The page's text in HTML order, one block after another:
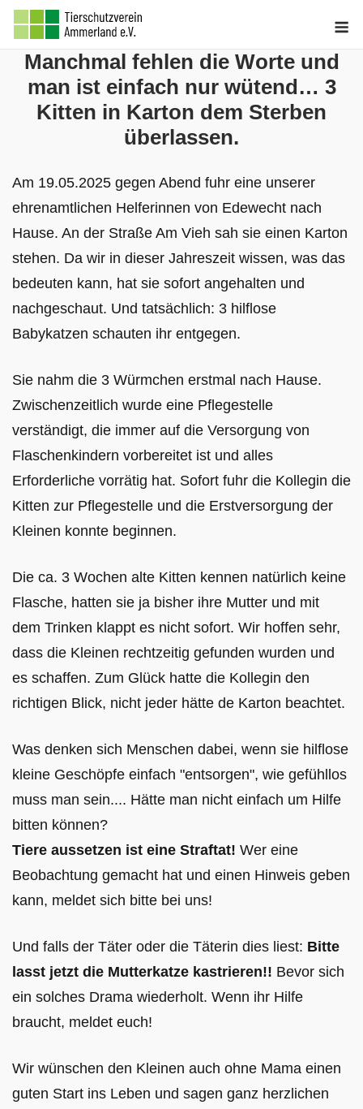
Skip
contentManchmal fehlen die Worte und
man ist einfach nur wütend… 3
Kitten in Karton dem Sterben
überlassen.
Am 19.05.2025 gegen Abend fuhr eine unserer
ehrenamtlichen Helferinnen von Edewecht nach
Hause. An der Straße Am Vieh sah sie einen Karton
stehen. Da wir in dieser Jahreszeit wissen, was das
bedeuten kann, hat sie sofort angehalten und
nachgeschaut. Und tatsächlich: 3 hilflose
Babykatzen schauten ihr entgegen.
Sie nahm die 3 Würmchen erstmal nach Hause.
Zwischenzeitlich wurde eine Pflegestelle
verständigt, die immer auf die Versorgung von
Flaschenkindern vorbereitet ist und alles
Erforderliche vorrätig hat. Sofort fuhr die Kollegin die
Kitten zur Pflegestelle und die Erstversorgung der
Kleinen konnte beginnen.
Die ca. 3 Wochen alte Kitten kennen natürlich keine
Flasche, hatten sie ja bisher ihre Mutter und mit
dem Trinken klappt es nicht sofort. Wir hoffen sehr,
dass die Kleinen rechtzeitig gefunden wurden und
es schaffen. Zum Glück hatte die Kollegin den
richtigen Blick, nicht jeder hätte de Karton beachtet.
Was denken sich Menschen dabei, wenn sie hilflose
kleine Geschöpfe einfach "entsorgen", wie gefühllos
muss man sein.... Hätte man nicht einfach um Hilfe
bitten können?
Tiere aussetzen ist eine Straftat! Wer eine
Beobachtung gemacht hat und einen Hinweis geben
kann, meldet sich bitte bei uns!
Und falls der Täter oder die Täterin dies liest: Bitte
lasst jetzt die Mutterkatze kastrieren!! Bevor sich
ein solches Drama wiederholt. Wenn ihr Hilfe
braucht, meldet euch!
Wir wünschen den Kleinen auch ohne Mama einen
guten Start ins Leben und sagen ganz herzlichen